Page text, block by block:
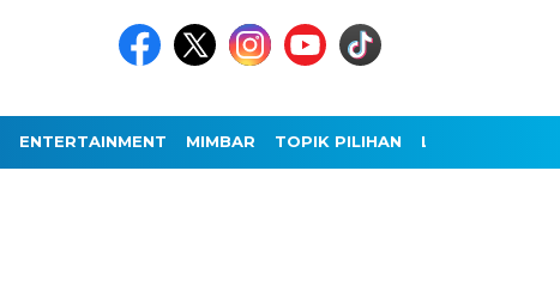
ENTERTAINMENT MIMBAR TOPIK PILIHAN LAINNYA